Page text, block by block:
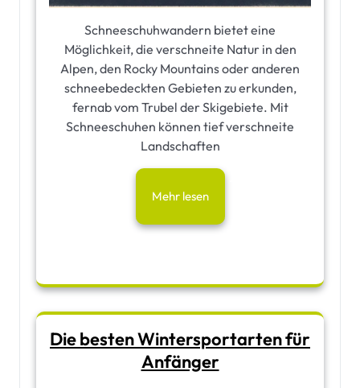
Schneeschuhwandern bietet eine
Möglichkeit, die verschneite Natur in den
Alpen, den Rocky Mountains oder anderen
schneebedeckten Gebieten zu erkunden,
fernab vom Trubel der Skigebiete. Mit
Schneeschuhen können tief verschneite
Landschaften
Mehr lesen
Die besten Wintersportarten für
Anfänger